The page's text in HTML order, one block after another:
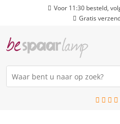
Voor 11:30 besteld,
Gratis